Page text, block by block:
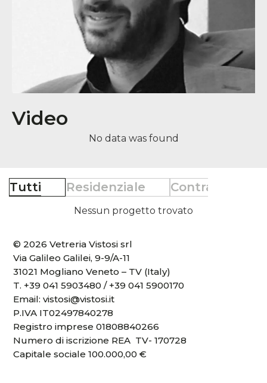
Video
No data was found
Tutti Residenziale Contract
Nessun progetto trovato
© 2026 Vetreria Vistosi srl
Via Galileo Galilei, 9-9/A-11
31021 Mogliano Veneto – TV (Italy)
T. +39 041 5903480 / +39 041 5900170
Email:vistosi@vistosi.it
P.IVA IT02497840278
Registro imprese 01808840266
Numero di iscrizione REA TV- 170728
Capitale sociale 100.000,00 €